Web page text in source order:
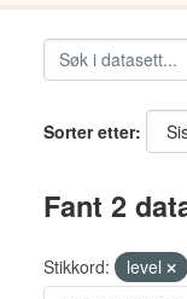
Sorter etter
Fant 2
Stikkord: level